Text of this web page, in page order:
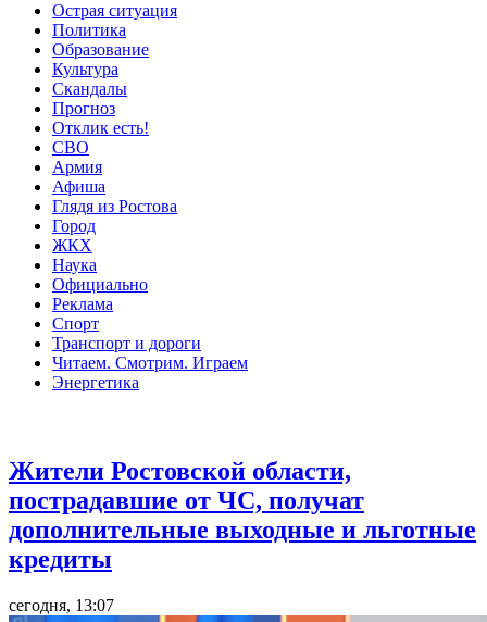
Острая ситуация
Политика
Образование
Культура
Скандалы
Прогноз
Отклик есть!
СВО
Армия
Афиша
Глядя из Ростова
Город
ЖКХ
Наука
Официально
Реклама
Спорт
Транспорт и дороги
Читаем. Смотрим. Играем
Энергетика
Жители Ростовской области,
пострадавшие от ЧС, получат
дополнительные выходные и льготные
кредиты
сегодня, 13:07